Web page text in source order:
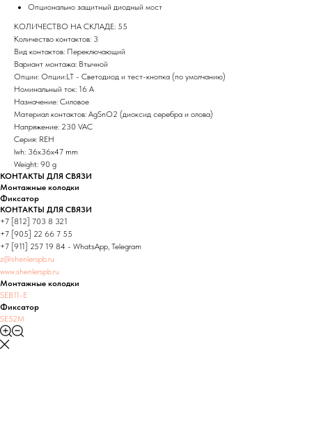
Опционально защитный диодный мост
КОЛИЧЕСТВО НА СКЛАДЕ: 55
Количество контактов: 3
Вид контактов: Переключающий
Вариант монтажа: Втычной
Опции: Опции:LT - Светодиод и тест-кнопка (по умолчанию)
Номинальный ток: 16 А
Назначение: Силовое
Материал контактов: AgSnO2 (диоксид серебра и олова)
Напряжение: 230 VAC
Серия: REH
lwh: 36x36x47 mm
Weight: 90 g
КОНТАКТЫ ДЛЯ СВЯЗИ
Монтажные колодки
Фиксатор
КОНТАКТЫ ДЛЯ СВЯЗИ
+7 [812] 703 8 321
+7 [905] 22 66 7 55
+7 [911] 257 19 84 - WhatsApp, Telegram
z@shenlerspb.ru
www.shenlerspb.ru
Монтажные колодки
SEB11-E
Фиксатор
SE52M